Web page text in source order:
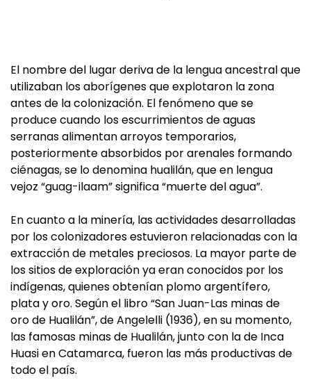
El nombre del lugar deriva de la lengua ancestral que
utilizaban los aborígenes que explotaron la zona
antes de la colonización. El fenómeno que se
produce cuando los escurrimientos de aguas
serranas alimentan arroyos temporarios,
posteriormente absorbidos por arenales formando
ciénagas, se lo denomina hualilán, que en lengua
vejoz “guag-ilaam” significa “muerte del agua”.
En cuanto a la minería, las actividades desarrolladas
por los colonizadores estuvieron relacionadas con la
extracción de metales preciosos. La mayor parte de
los sitios de exploración ya eran conocidos por los
indígenas, quienes obtenían plomo argentífero,
plata y oro. Según el libro “San Juan-Las minas de
oro de Hualilán”, de Angelelli (1936), en su momento,
las famosas minas de Hualilán, junto con la de Inca
Huasi en Catamarca, fueron las más productivas de
todo el país.